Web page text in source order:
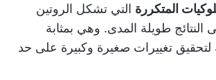
المتكررة التي تشكل الروتين
النتائج طويلة المدى. وهي بمثابة
لتحقيق تغييرات صغيرة وكبيرة على حد